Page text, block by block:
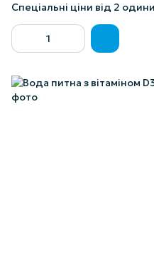
Спеціальні ціни від 2